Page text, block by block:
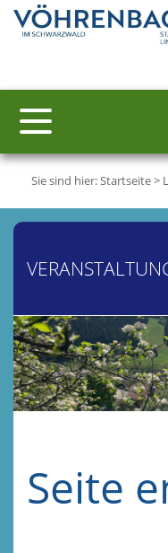
Sie sind hier:Startseite>
Seite